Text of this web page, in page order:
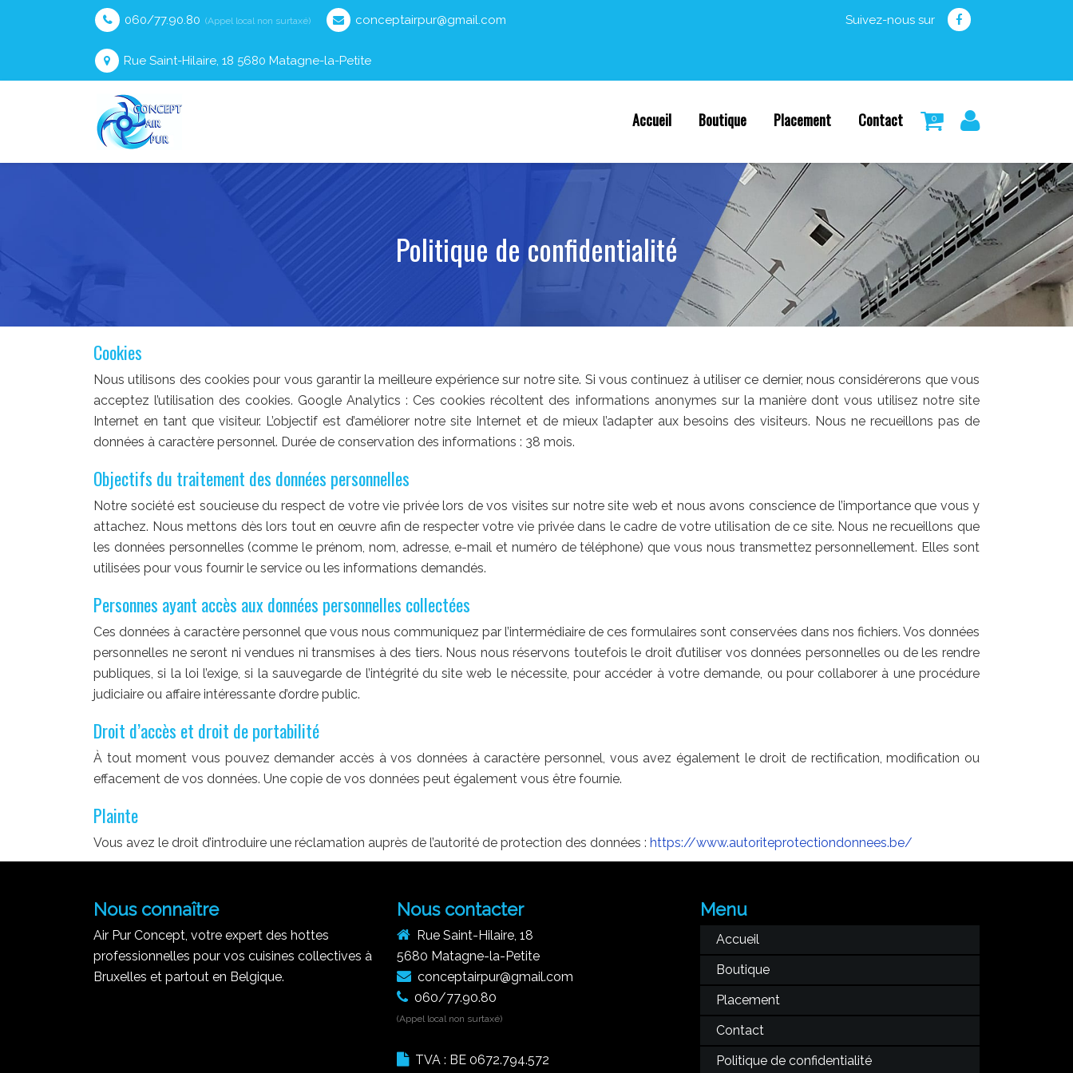
060/77.90.80 (Appel local non surtaxé) conceptairpur@gmail.com
Rue Saint-Hilaire, 18 5680 Matagne-la-Petite
Suivez-nous sur
Accueil Boutique Placement Contact 0
Politique de confidentialité
Cookies
Nous utilisons des cookies pour vous garantir la meilleure expérience sur notre site. Si vous continuez à utiliser ce dernier, nous considérerons que vous
acceptez l’utilisation des cookies. Google Analytics : Ces cookies récoltent des informations anonymes sur la manière dont vous utilisez notre site
Internet en tant que visiteur. L’objectif est d’améliorer notre site Internet et de mieux l’adapter aux besoins des visiteurs. Nous ne recueillons pas de
données à caractère personnel. Durée de conservation des informations : 38 mois.
Objectifs du traitement des données personnelles
Notre société est soucieuse du respect de votre vie privée lors de vos visites sur notre site web et nous avons conscience de l’importance que vous y
attachez. Nous mettons dès lors tout en œuvre afin de respecter votre vie privée dans le cadre de votre utilisation de ce site. Nous ne recueillons que
les données personnelles (comme le prénom, nom, adresse, e-mail et numéro de téléphone) que vous nous transmettez personnellement. Elles sont
utilisées pour vous fournir le service ou les informations demandés.
Personnes ayant accès aux données personnelles collectées
Ces données à caractère personnel que vous nous communiquez par l’intermédiaire de ces formulaires sont conservées dans nos fichiers. Vos données
personnelles ne seront ni vendues ni transmises à des tiers. Nous nous réservons toutefois le droit d’utiliser vos données personnelles ou de les rendre
publiques, si la loi l’exige, si la sauvegarde de l’intégrité du site web le nécessite, pour accéder à votre demande, ou pour collaborer à une procédure
judiciaire ou affaire intéressante d’ordre public.
Droit d’accès et droit de portabilité
À tout moment vous pouvez demander accès à vos données à caractère personnel, vous avez également le droit de rectification, modification ou
effacement de vos données. Une copie de vos données peut également vous être fournie.
Plainte
Vous avez le droit d’introduire une réclamation auprès de l’autorité de protection des données : https://www.autoriteprotectiondonnees.be/
Nous connaître
Air Pur Concept, votre expert des hottes
professionnelles pour vos cuisines collectives à
Bruxelles et partout en Belgique.
Nous contacter
Rue Saint-Hilaire, 18
5680 Matagne-la-Petite
conceptairpur@gmail.com
060/77.90.80
(Appel local non surtaxé)
TVA : BE 0672.794.572
Menu
Accueil
Boutique
Placement
Contact
Politique de confidentialité